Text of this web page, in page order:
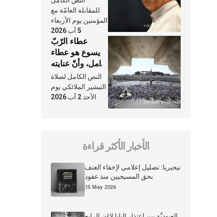
النَّفَس في حياة
الكنيسة
للمقابلة العامّة مع
المؤمنين يوم الأربعاء
5 آب 2026
عطاء الرّبّ
يسوع هو عطاء
شامل، وأنّ عنايته
بنا لا تغيب عنّا
أبدًا
النص الكامل لصلاة
التبشير الملائكي يوم
الأحد 2 آب 2026
الأخبار الأكثر قراءة
نيجيريا: تضليل إعلامي لإخفاء العنف
بحق المسيحيين منذ عقود
15 May 2026